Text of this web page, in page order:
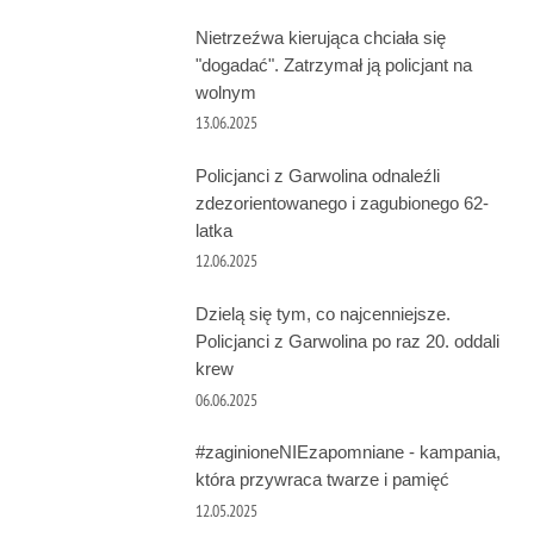
Nietrzeźwa kierująca chciała się
"dogadać". Zatrzymał ją policjant na
wolnym
13.06.2025
Policjanci z Garwolina odnaleźli
zdezorientowanego i zagubionego 62-
latka
12.06.2025
Dzielą się tym, co najcenniejsze.
Policjanci z Garwolina po raz 20. oddali
krew
06.06.2025
#zaginioneNIEzapomniane - kampania,
która przywraca twarze i pamięć
12.05.2025